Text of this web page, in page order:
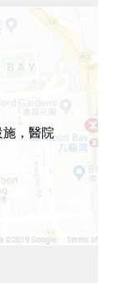
施，醫院